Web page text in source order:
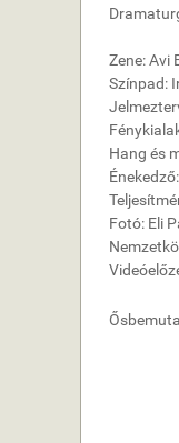
Zene: Avi
Színpad:
Hang és
Fotó: Eli